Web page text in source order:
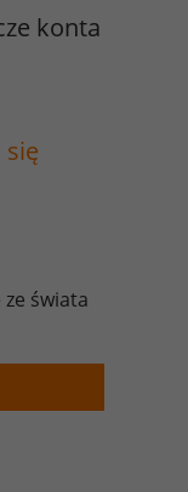
konta
świata